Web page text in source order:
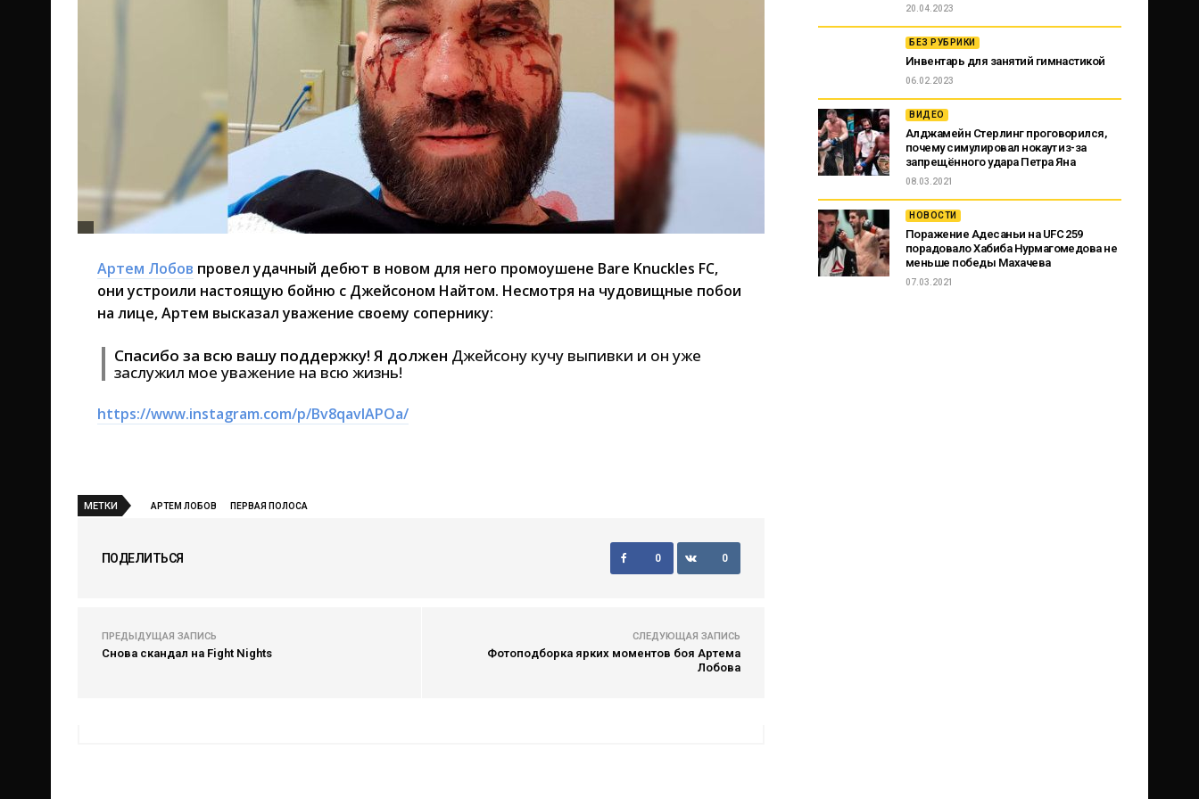
Артем Лобов провел удачный дебют в новом для него промоушене Bare Knuckles FC,
они устроили настоящую бойню с Джейсоном Найтом. Несмотря на чудовищные побои
на лице, Артем высказал уважение своему сопернику:
Спасибо за всю вашу поддержку! Я должен Джейсону кучу выпивки и он уже
заслужил мое уважение на всю жизнь!
https://www.instagram.com/p/Bv8qavlAPOa/
МЕТКИ АРТЕМ ЛОБОВ ПЕРВАЯ ПОЛОСА
ПОДЕЛИТЬСЯ 0 0
ПРЕДЫДУЩАЯ ЗАПИСЬ
Снова скандал на Fight Nights
СЛЕДУЮЩАЯ ЗАПИСЬ
Фотоподборка ярких моментов боя Артема
Лобова
20.04.2023
БЕЗ РУБРИКИ
Инвентарь для занятий гимнастикой
06.02.2023
ВИДЕО
Алджамейн Стерлинг проговорился,
почему симулировал нокаут из-за
запрещённого удара Петра Яна
08.03.2021
НОВОСТИ
Поражение Адесаньи на UFC 259
порадовало Хабиба Нурмагомедова не
меньше победы Махачева
07.03.2021